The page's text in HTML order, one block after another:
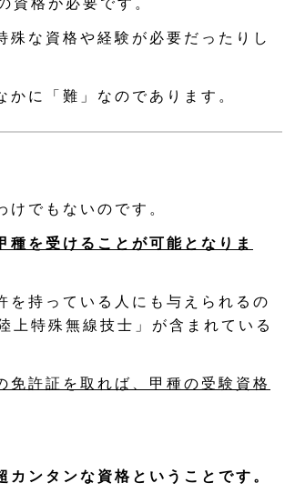
資格が必要です。
殊な資格や経験が必要だったりし
に「難」なのであります。
けでもないのです。
種を受けることが可能となりま
を持っている人にも与えられるの
上特殊無線技士」が含まれている
免許証を取れば、甲種の受験資格
ンタンな資格ということです。